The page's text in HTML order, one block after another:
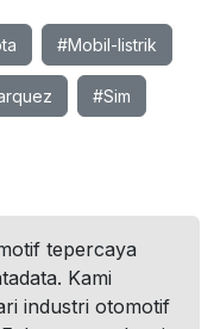
#Mobil-listrik
#Sim
tepercaya
Kami
industri otomotif